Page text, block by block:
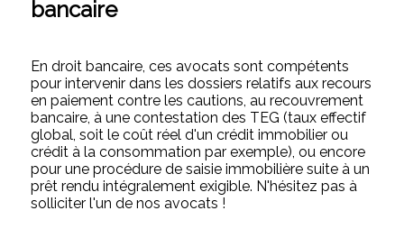
bancaire
En droit bancaire, ces avocats sont compétents
pour intervenir dans les dossiers relatifs aux recours
en paiement contre les cautions, au recouvrement
bancaire, à une contestation des TEG (taux effectif
global, soit le coût réel d'un crédit immobilier ou
crédit à la consommation par exemple), ou encore
pour une procédure de saisie immobilière suite à un
prêt rendu intégralement exigible. N'hésitez pas à
solliciter l'un de nos avocats !